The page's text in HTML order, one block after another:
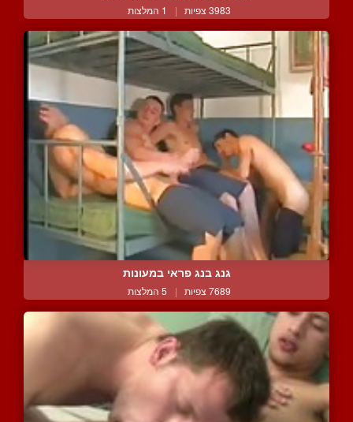
3983 צפיות | 1 המלצות
גנג בנג פראי במעונות
7689 צפיות | 5 המלצות